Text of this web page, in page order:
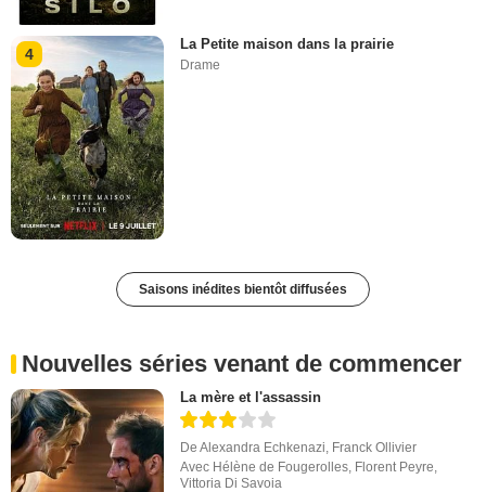
4
La Petite maison dans la prairie
Drame
Saisons inédites bientôt diffusées
Nouvelles séries venant de commencer
La mère et l'assassin
DeAlexandra Echkenazi, Franck Ollivier
Avec Hélène de Fougerolles, Florent Peyre,
Vittoria Di Savoia